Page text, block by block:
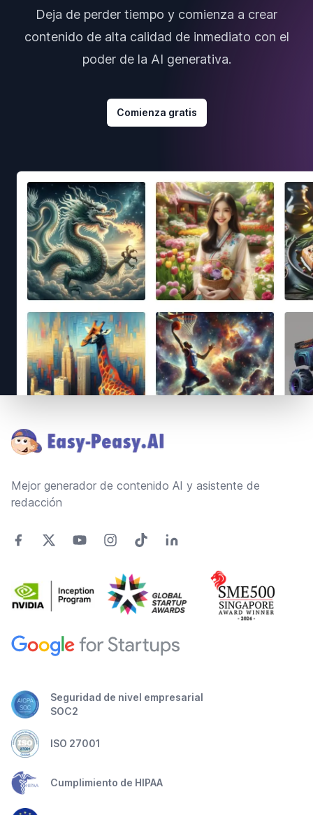
Deja de perder tiempo y comienza a crear
contenido de alta calidad de inmediato con el
poder de la AI generativa.
Comienza gratis
Mejor generador de contenido AI y asistente de
redacción
Seguridad de nivel empresarial
SOC2
ISO 27001
Cumplimiento de HIPAA